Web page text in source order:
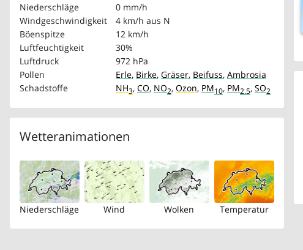
Niederschläge
0 mm/h
Windgeschwindigkeit
4 km/h aus N
Böenspitze
12 km/h
Luftfeuchtigkeit
30%
Luftdruck
972 hPa
Pollen
Erle, Birke, Gräser, Beifuss, Ambrosia
Schadstoffe
NH3, CO, NO2, Ozon, PM10, PM2.5, SO2
Wetteranimationen
Niederschläge Wind Wolken Temperatur